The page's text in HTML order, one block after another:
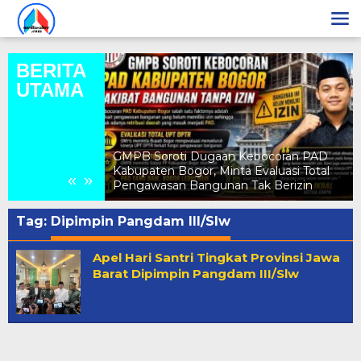
Lewati
konten
BERITA
UTAMA
« »
GMPB Soroti Dugaan Kebocoran PAD
Kabupaten Bogor, Minta Evaluasi Total
Pengawasan Bangunan Tak Berizin
Tag: Dipimpin Pangdam III/Slw
Apel Hari Santri Tingkat Provinsi Jawa
Barat Dipimpin Pangdam III/Slw